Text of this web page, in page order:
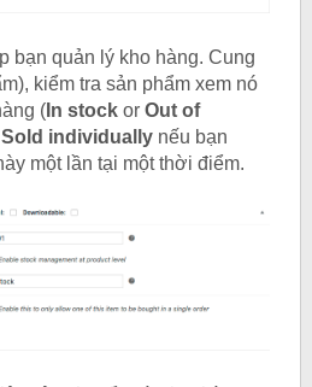
bạn quản lý kho hàng. Cung
kiểm tra sản phẩm xem nó
(In stockor Out of
Sold individually nếu bạn
một lần tại một thời điểm.